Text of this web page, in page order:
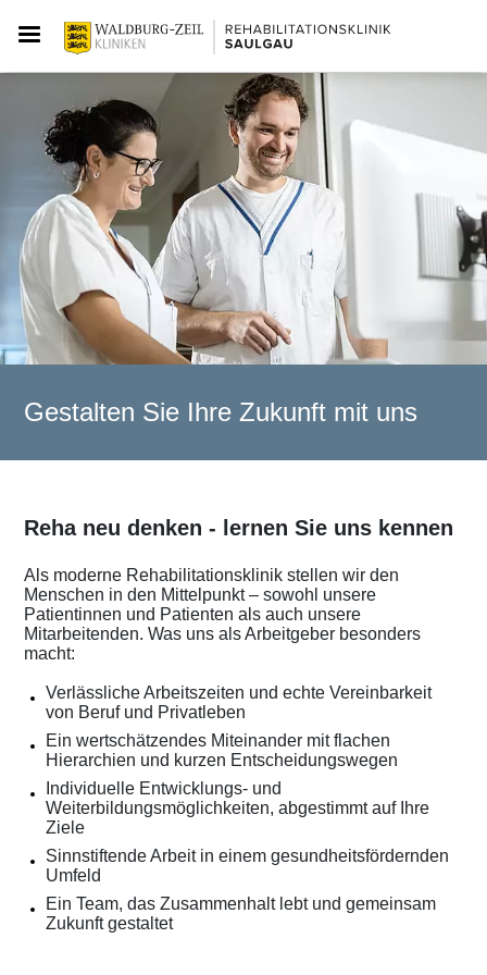
Gestalten Sie Ihre Zukunft mit uns
Reha neu denken - lernen Sie uns kennen
Als moderne Rehabilitationsklinik stellen wir den
Menschen in den Mittelpunkt – sowohl unsere
Patientinnen und Patienten als auch unsere
Mitarbeitenden. Was uns als Arbeitgeber besonders
macht:
Verlässliche Arbeitszeiten und echte Vereinbarkeit
von Beruf und Privatleben
Ein wertschätzendes Miteinander mit flachen
Hierarchien und kurzen Entscheidungswegen
Individuelle Entwicklungs- und
Weiterbildungsmöglichkeiten, abgestimmt auf Ihre
Ziele
Sinnstiftende Arbeit in einem gesundheitsfördernden
Umfeld
Ein Team, das Zusammenhalt lebt und gemeinsam
Zukunft gestaltet